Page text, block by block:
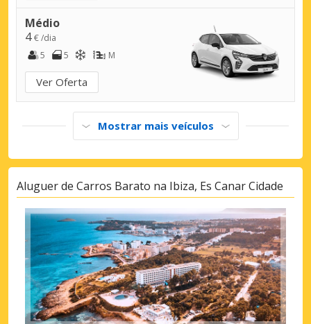
Médio
4€ /dia
5
5 M
Ver Oferta
Mostrar mais veículos
Aluguer de Carros Barato na Ibiza, Es Canar Cidade